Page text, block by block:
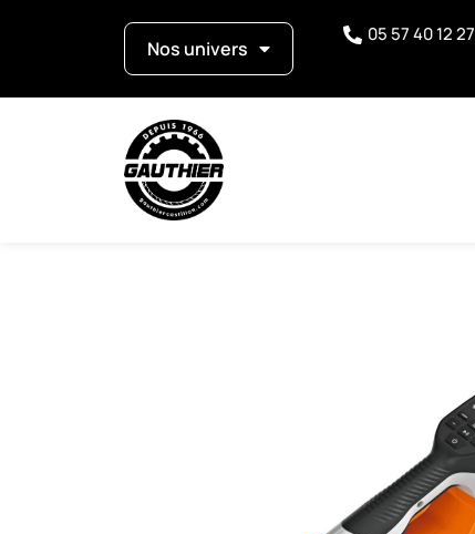
Nos univers
05 57 40 12 27